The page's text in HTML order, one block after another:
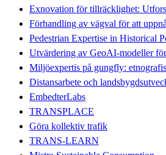
Exnovation för tillräcklighet:
Förhandling av vägval för att
Pedestrian Expertise in Historical
Utvärdering av GeoAI-modeller
Miljöexpertis på gungfly:
Distansarbete och
EmbedterLabs
TRANSPLACE
Göra kollektiv trafik
TRANS-LEARN